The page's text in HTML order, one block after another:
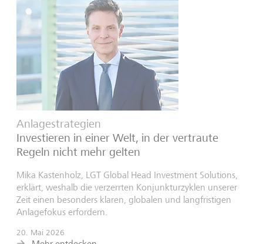
Anlagestrategien
Investieren in einer Welt, in der vertraute
Regeln nicht mehr gelten
Mika Kastenholz, LGT Global Head Investment Solutions,
erklärt, weshalb die verzerrten Konjunkturzyklen unserer
Zeit einen besonders klaren, globalen und langfristigen
Anlagefokus erfordern.
20. Mai 2026